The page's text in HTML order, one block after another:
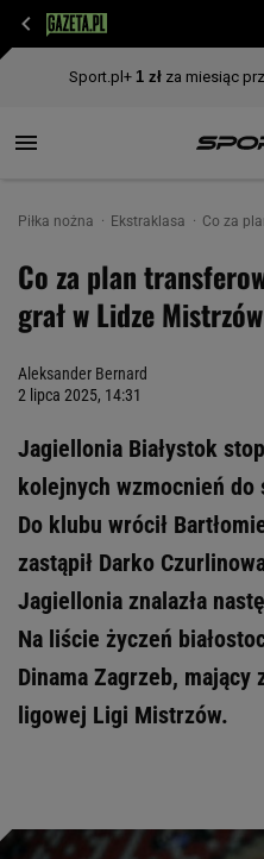
Piłka nożna Ekstraklasa Co za
Co za plan
grał w Lidze Mistrzów
Aleksander Bernard
2 lipca 2025, 14:31
Jagiellonia Białystok
kolejnych wzmocnień do
Do klubu wrócił
zastąpił Darko
Jagiellonia znalazła
Na liście życzeń
Dinama Zagrzeb,
ligowej Ligi Mistrzów.